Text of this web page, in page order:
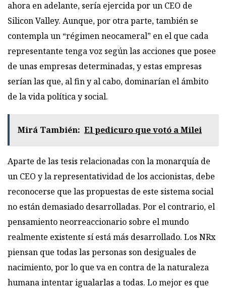
ahora en adelante, sería ejercida por un CEO de
Silicon Valley. Aunque, por otra parte, también se
contempla un “régimen neocameral” en el que cada
representante tenga voz según las acciones que posee
de unas empresas determinadas, y estas empresas
serían las que, al fin y al cabo, dominarían el ámbito
de la vida política y social.
Mirá También: El pedicuro que votó a Milei
Aparte de las tesis relacionadas con la monarquía de
un CEO y la representatividad de los accionistas, debe
reconocerse que las propuestas de este sistema social
no están demasiado desarrolladas. Por el contrario, el
pensamiento neorreaccionario sobre el mundo
realmente existente sí está más desarrollado. Los NRx
piensan que todas las personas son desiguales de
nacimiento, por lo que va en contra de la naturaleza
humana intentar igualarlas a todas. Lo mejor es que